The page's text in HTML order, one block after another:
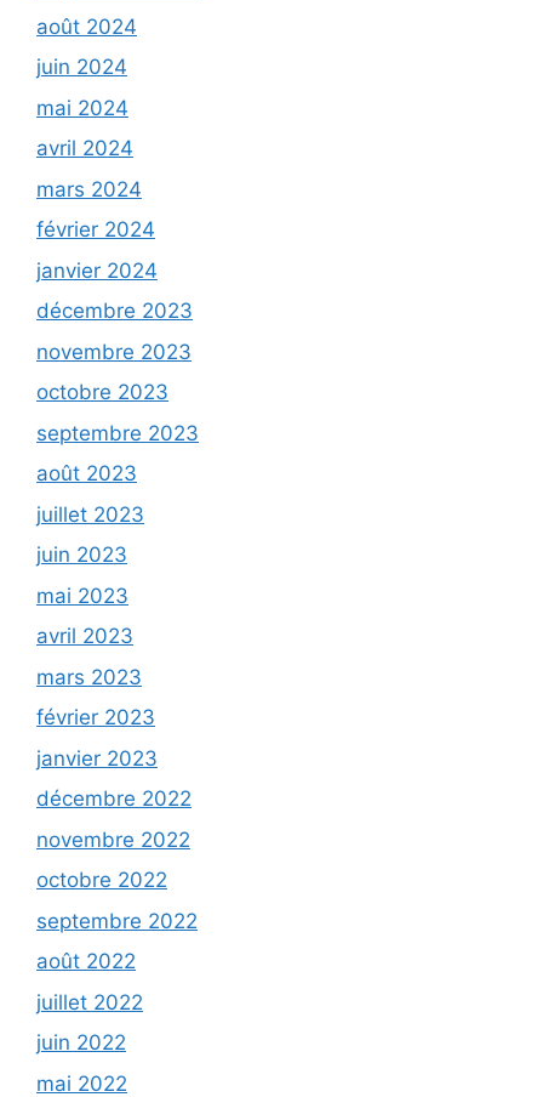
août 2024
juin 2024
mai 2024
avril 2024
mars 2024
février 2024
janvier 2024
décembre 2023
novembre 2023
octobre 2023
septembre 2023
août 2023
juillet 2023
juin 2023
mai 2023
avril 2023
mars 2023
février 2023
janvier 2023
décembre 2022
novembre 2022
octobre 2022
septembre 2022
août 2022
juillet 2022
juin 2022
mai 2022